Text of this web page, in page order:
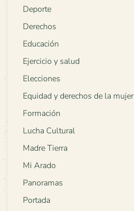
Deporte
Derechos
Educación
Ejercicio y salud
Elecciones
Equidad y derechos de la mujer
Formación
Lucha Cultural
Madre Tierra
Mi Arado
Panoramas
Portada